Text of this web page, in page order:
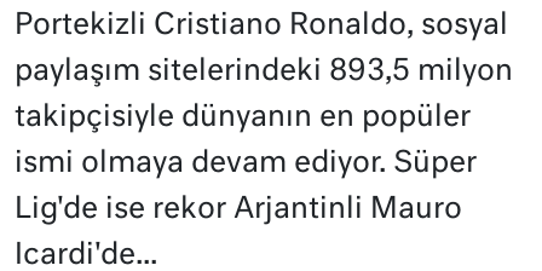
Portekizli Cristiano Ronaldo, sosyal
paylaşım sitelerindeki 893,5 milyon
takipçisiyle dünyanın en popüler
ismi olmaya devam ediyor. Süper
Lig'de ise rekor Arjantinli Mauro
Icardi'de...